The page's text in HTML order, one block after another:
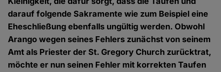
darauf folgende Sakramente wie zum Beispiel eine
Eheschließung ebenfalls ungültig werden. Obwohl
Arango wegen seines Fehlers zunächst von seinem
Amt als Priester der St. Gregory Church zurücktrat,
möchte er nun seinen Fehler mit korrekten Taufen